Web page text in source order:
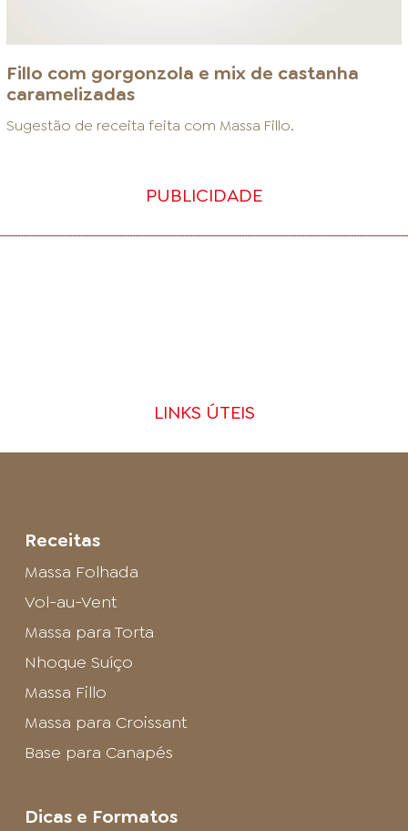
Fillo com gorgonzola e mix de castanha
caramelizadas
Sugestão de receita feita com Massa Fillo.
PUBLICIDADE
LINKS ÚTEIS
Receitas
Massa Folhada
Vol-au-Vent
Massa para Torta
Nhoque Suíço
Massa Fillo
Massa para Croissant
Base para Canapés
Dicas e Formatos